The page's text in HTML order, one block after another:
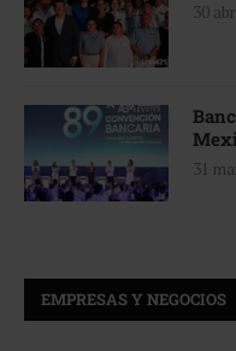
30
31
EMPRESAS Y NEGOCIOS